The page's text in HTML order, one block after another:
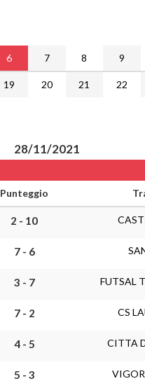
6 7 8 9
19 20 21 22
28/11/2021
Punteggio
2 - 10
7 - 6
3 - 7 FUTSAL
7 - 2 CS
4 - 5 CITTA
5 - 3